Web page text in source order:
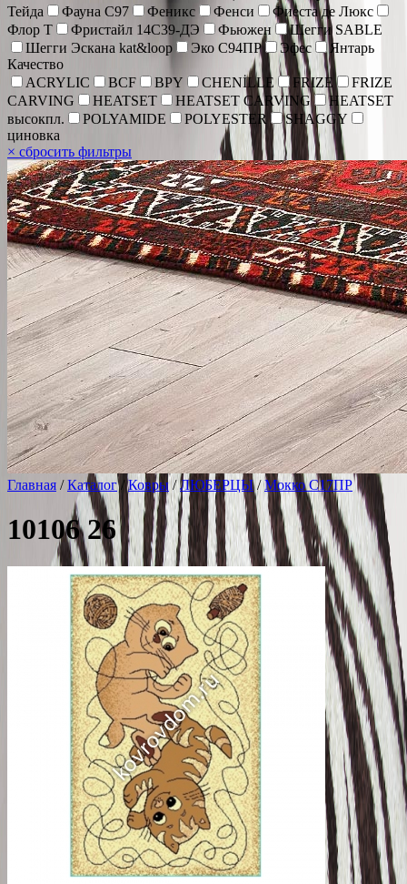
Тейда
Фауна С97 Феникс Фенси
Фиеста де Люкс
Флор Т
Фристайл 14С39-ДЭ Фьюжен
Шегги SABLE
Шегги Эскана kat&loop
Эко С94ПР Эфес
Янтарь
Качество
ACRYLIC
BCF BPY CHENİLLE FRIZE
FRIZE
CARVING
HEATSET HEATSET CARVING
HEATSET
высокпл.
POLYAMIDE POLYESTER
SHAGGY
циновка
× сбросить фильтры
Главная /Каталог/Ковры/ЛЮБЕРЦЫ/Мокко С17ПР
10106 26